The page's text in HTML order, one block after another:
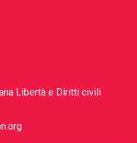
Libertà e Diritti civili